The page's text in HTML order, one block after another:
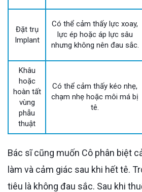
Đặt trụ
Implant
Có thể cảm thấy lực xoay,
lực ép hoặc áp lực sâu
nhưng không nên đau sắc.
Khâu
hoặc
hoàn tất
vùng
phẫu
thuật
Có thể cảm thấy kéo nhẹ,
chạm nhẹ hoặc môi má bị
tê.
Bác sĩ cũng muốn Cô phân biệt cảm giác trong lúc
làm và cảm giác sau khi hết tê.
tiêu là không đau sắc. Sau khi